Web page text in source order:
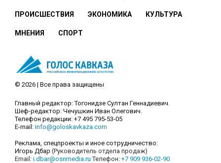
ПРОИСШЕСТВИЯ ЭКОНОМИКА КУЛЬТУРА
МНЕНИЯ СПОРТ
© 2026 | Все права защищены
Главный редактор: Тогонидзе Султан Геннадиевич.
Шеф-редактор: Чечушкин Иван Олегович.
Телефон редакции: +7 495 795-53-05
E-mail: info@goloskavkaza.com
Реклама, спецпроекты и иное сотрудничество:
Игорь Дбар (Руководитель отдела продаж)
Email: i.dbar@osnmedia.ru Телефон: +7 909 936-02-90